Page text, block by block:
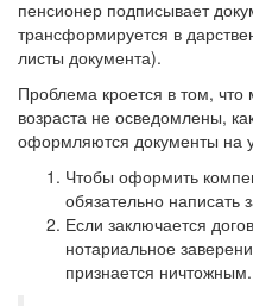
пенсионер подписывает
трансформируется в
листы документа).
Проблема кроется в том,
возраста не осведомлены,
оформляются документы на
Чтобы оформить
обязательно написать
Если заключается
нотариальное
признается ничтожным.